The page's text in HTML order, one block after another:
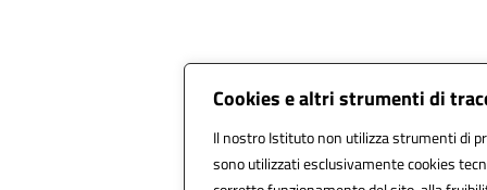
Cookies e altri strumenti di
Il nostro Istituto non utilizza strumenti di
sono utilizzati esclusivamente cookies